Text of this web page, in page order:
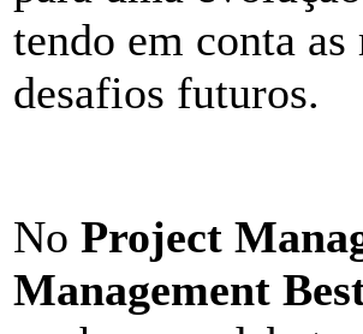
tendo em conta
desafios futuros.
No Project
Management